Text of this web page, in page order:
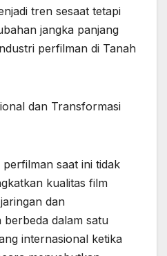
tren sesaat tetapi
jangka panjang
perfilman di Tanah
dan Transformasi
saat ini tidak
kualitas film
dan
berbeda dalam satu
internasional ketika